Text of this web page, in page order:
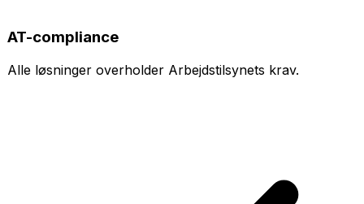
AT-compliance
Alle løsninger overholder Arbejdstilsynets krav.